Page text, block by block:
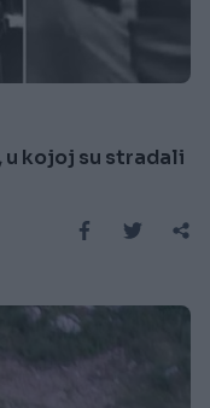
u kojoj su stradali